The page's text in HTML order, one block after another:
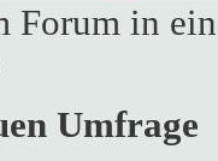
Forum in
Umfrage